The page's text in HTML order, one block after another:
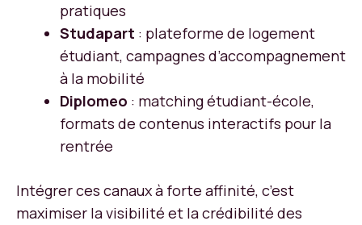
pratiques
Studapart : plateforme de logement
étudiant, campagnes d’accompagnement
à la mobilité
Diplomeo : matching étudiant-école,
formats de contenus interactifs pour la
rentrée
Intégrer ces canaux à forte affinité, c’est
maximiser la visibilité et la crédibilité des